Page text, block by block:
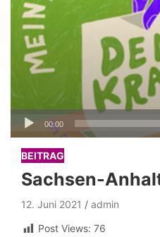
Audio-
Player
00:00
BEITRAG
Sachsen-
12. Juni 2021
admin
Post Views: 76